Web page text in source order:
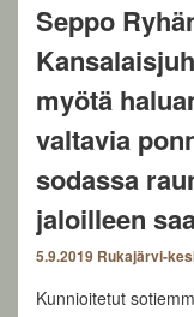
Seppo
myötä
valtavia
sodassa
jaloilleen
5.9.2019 Rukajärvi-
Kunnioitetut